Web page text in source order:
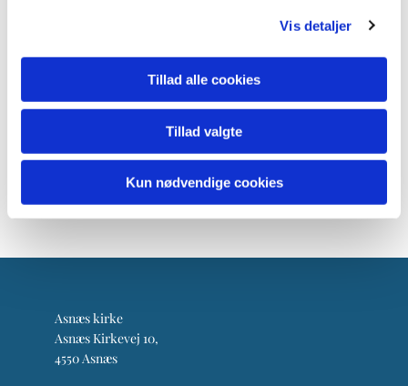
Vis detaljer
Tillad alle cookies
Tillad valgte
Kun nødvendige cookies
Asnæs kirke
Asnæs Kirkevej 10,
4550 Asnæs